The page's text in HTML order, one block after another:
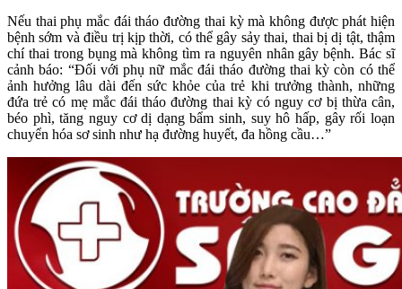
Nếu thai phụ mắc đái tháo đường thai kỳ mà không được phát hiện
bệnh sớm và điều trị kịp thời, có thể gây sảy thai, thai bị dị tật, thậm
chí thai trong bụng mà không tìm ra nguyên nhân gây bệnh. Bác sĩ
cảnh báo: “Đối với phụ nữ mắc đái tháo đường thai kỳ còn có thể
ảnh hưởng lâu dài đến sức khỏe của trẻ khi trưởng thành, những
đứa trẻ có mẹ mắc đái tháo đường thai kỳ có nguy cơ bị thừa cân,
béo phì, tăng nguy cơ dị dạng bẩm sinh, suy hô hấp, gây rối loạn
chuyển hóa sơ sinh như hạ đường huyết, đa hồng cầu…”